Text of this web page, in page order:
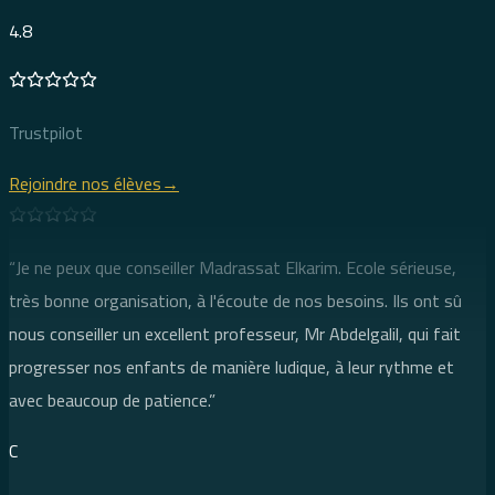
Google
4.8
Trustpilot
Rejoindre nos élèves→
“Je ne peux que conseiller Madrassat Elkarim. Ecole sérieuse,
très bonne organisation, à l'écoute de nos besoins. Ils ont sû
nous conseiller un excellent professeur, Mr Abdelgalil, qui fait
progresser nos enfants de manière ludique, à leur rythme et
avec beaucoup de patience.”
C